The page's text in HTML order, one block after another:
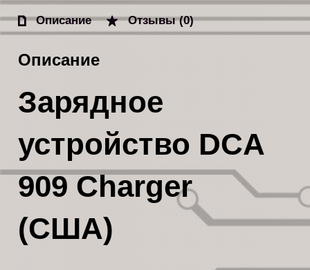
Описание Отзывы (0)
Описание
Зарядное
устройство DCA
909 Charger
(США)